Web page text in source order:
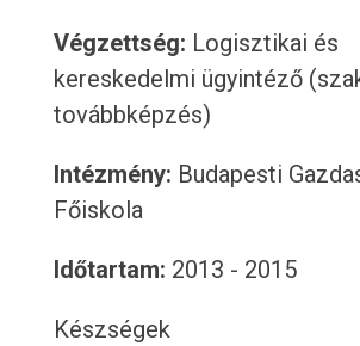
Végzettség: Logisztikai és
kereskedelmi ügyintéző
továbbképzés)
Intézmény: Budapesti
Főiskola
Időtartam: 2013 - 2015
Készségek